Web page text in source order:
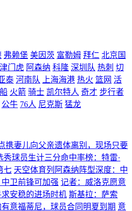
弗赖堡 美因茨 富勒姆 拜仁 北京国
门虎 阿森纳 科隆 深圳队 热刺 切
泰 河南队 上海海港 热火 篮网 活
火箭 骑士 凯尔特人 奇才 步行者
公牛 76人 尼克斯 猛龙
携妻儿向父亲遗体离别，现场只要
秀球员生计三分命中率榜：特雷·
七 天空体育列阿森纳阵型深度：中
卫前锋可加强 记者：威洛克愿意
安稳的进场时机 斯基拉：萨索
意福蒂尼，球员合同明夏到期 意